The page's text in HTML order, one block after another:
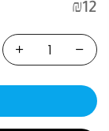
₪12